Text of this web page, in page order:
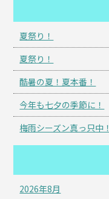
夏祭り！
夏祭り！
酷暑の夏！夏本番！
今年も七夕の季節に！
梅雨シーズン真っ只中！
2026年8月